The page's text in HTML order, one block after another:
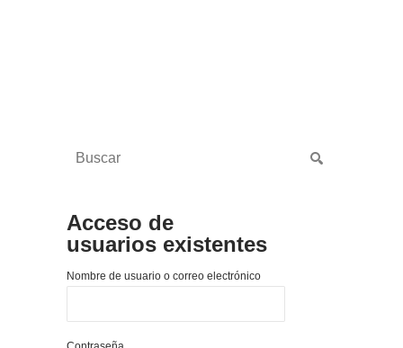
Acceso de
usuarios existentes
Nombre de usuario o correo electrónico